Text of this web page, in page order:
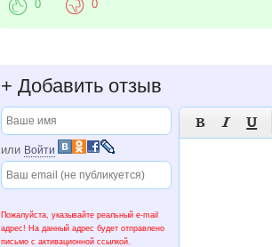
0 0
+ Добавить отзыв
или Войти
Пожалуйста, указывайте реальный e-mail
адрес! На данный адрес будет отправлено
письмо с активационной ссылкой.
  